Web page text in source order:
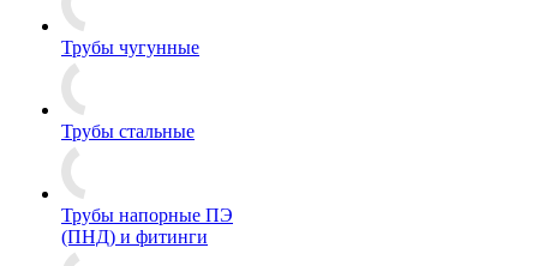
Трубы чугунные
Трубы стальные
Трубы напорные ПЭ
(ПНД) и фитинги